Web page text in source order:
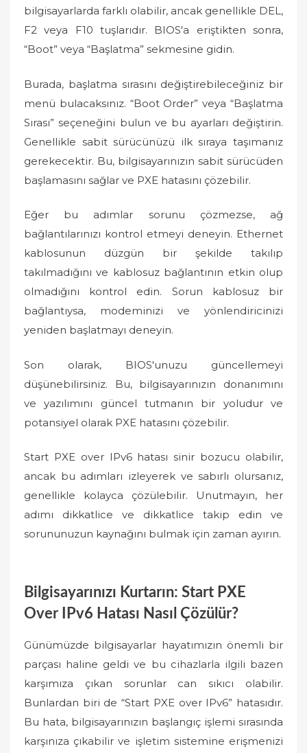
bilgisayarlarda farklı olabilir, ancak genellikle DEL,
F2 veya F10 tuşlarıdır. BIOS'a eriştikten sonra,
“Boot” veya “Başlatma” sekmesine gidin.
Burada, başlatma sırasını değiştirebileceğiniz bir
menü bulacaksınız. “Boot Order” veya “Başlatma
Sırası” seçeneğini bulun ve bu ayarları değiştirin.
Genellikle sabit sürücünüzü ilk sıraya taşımanız
gerekecektir. Bu, bilgisayarınızın sabit sürücüden
başlamasını sağlar ve PXE hatasını çözebilir.
Eğer bu adımlar sorunu çözmezse, ağ
bağlantılarınızı kontrol etmeyi deneyin. Ethernet
kablosunun düzgün bir şekilde takılıp
takılmadığını ve kablosuz bağlantının etkin olup
olmadığını kontrol edin. Sorun kablosuz bir
bağlantıysa, modeminizi ve yönlendiricinizi
yeniden başlatmayı deneyin.
Son olarak, BIOS'unuzu güncellemeyi
düşünebilirsiniz. Bu, bilgisayarınızın donanımını
ve yazılımını güncel tutmanın bir yoludur ve
potansiyel olarak PXE hatasını çözebilir.
Start PXE over IPv6 hatası sinir bozucu olabilir,
ancak bu adımları izleyerek ve sabırlı olursanız,
genellikle kolayca çözülebilir. Unutmayın, her
adımı dikkatlice ve dikkatlice takip edin ve
sorununuzun kaynağını bulmak için zaman ayırın.
Bilgisayarınızı Kurtarın: Start PXE
Over IPv6 Hatası Nasıl Çözülür?
Günümüzde bilgisayarlar hayatımızın önemli bir
parçası haline geldi ve bu cihazlarla ilgili bazen
karşımıza çıkan sorunlar can sıkıcı olabilir.
Bunlardan biri de “Start PXE over IPv6” hatasıdır.
Bu hata, bilgisayarınızın başlangıç işlemi sırasında
karşınıza çıkabilir ve işletim sistemine erişmenizi